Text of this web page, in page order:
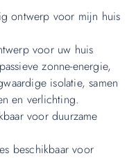
ontwerp voor mijn huis
voor uw huis
zonne-energie,
isolatie, samen
en verlichting.
voor duurzame
beschikbaar voor